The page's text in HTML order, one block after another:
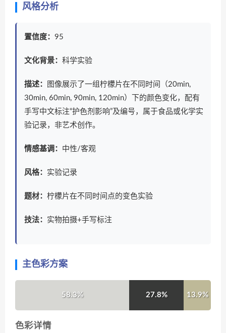
风格分析
置信度： 95
文化背景： 科学实验
描述：
图像展示了一组柠檬片在不同时间（20min,
30min, 60min, 90min, 120min）下的颜色变化，配有
手写中文标注“护色剂影响”及编号，属于食品或化学实
验记录，非艺术创作。
情感基调： 中性/客观
风格： 实验记录
题材： 柠檬片在不同时间点的变色实验
技法： 实物拍摄+手写标注
主色彩方案
58.3% 27.8% 13.9%
色彩详情